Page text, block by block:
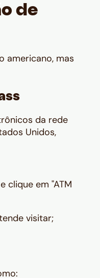
de
americano, mas
da rede
Unidos,
e clique em "ATM
visitar;